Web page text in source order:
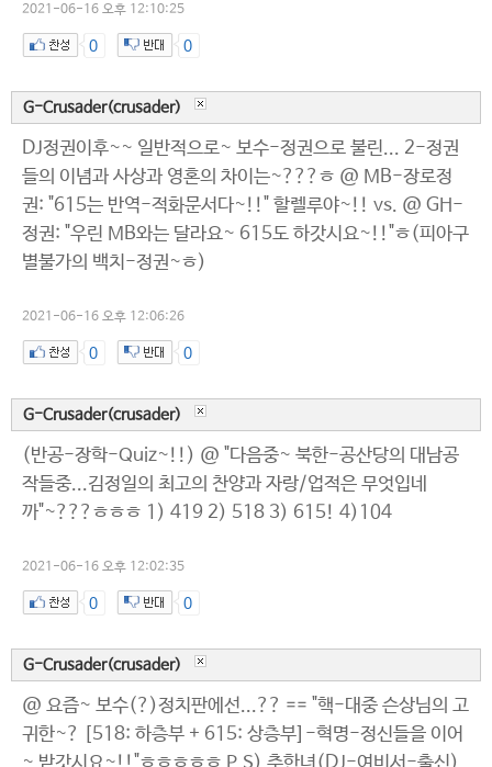
2021-06-16 오후 12:10:25
0 0
G-Crusader(crusader)
DJ정권이후~~ 일반적으로~ 보수-정권으로 불린... 2-정권
들의 이념과 사상과 영혼의 차이는~???ㅎ @ MB-장로정
권: "615는 반역-적화문서다~!!" 할렐루야~!! vs. @ GH-
정권: "우린 MB와는 달라요~ 615도 하갓시요~!!"ㅎ(피아구
별불가의 백치-정권~ㅎ)
2021-06-16 오후 12:06:26
0 0
G-Crusader(crusader)
(반공-장학-Quiz~!!) @ "다음중~ 북한-공산당의 대남공
작들중...김정일의 최고의 찬양과 자랑/업적은 무엇입네
까"~???ㅎㅎㅎ 1) 419 2) 518 3) 615! 4)104
2021-06-16 오후 12:02:35
0 0
G-Crusader(crusader)
@ 요즘~ 보수(?)정치판에선...?? == "핵-대중 슨상님의 고
귀한~? [518: 하층부 + 615: 상층부]-혁명-정신들을 이어